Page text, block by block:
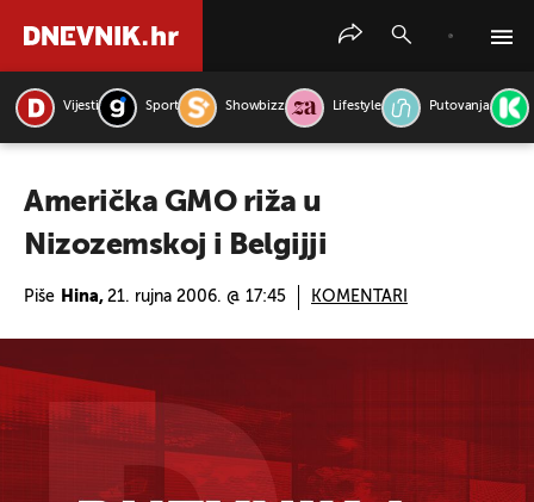
Vijesti Sport Showbizz Lifestyle Putovanja
Američka GMO riža u
Nizozemskoj i Belgijji
Piše Hina, 21. rujna 2006. @ 17:45 KOMENTARI
PRETRAŽITE VIJESTI